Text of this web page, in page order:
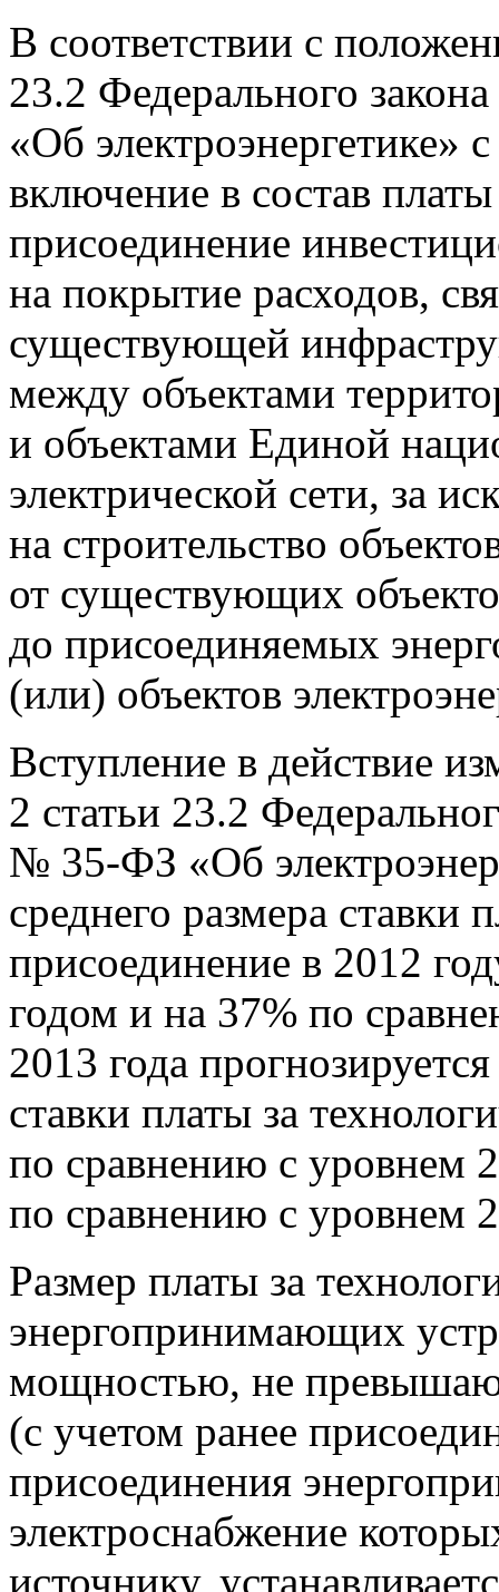
В соответствии с
23.2 Федерального
«Об электроэнергетике»
включение в состав
присоединение
на покрытие расходов,
существующей
между объектами
и объектами Единой
электрической сети, за
на строительство
от существующих
до присоединяемых
(или) объектов
Вступление в действие
2 статьи 23.2
№ 35-ФЗ «Об
среднего размера ставки
присоединение в 2012
годом и на 37% по
2013 года
ставки платы за
по сравнению с уровнем
по сравнению с уровнем
Размер платы за
энергопринимающих
мощностью, не
(с учетом ранее
присоединения
электроснабжение
источнику,